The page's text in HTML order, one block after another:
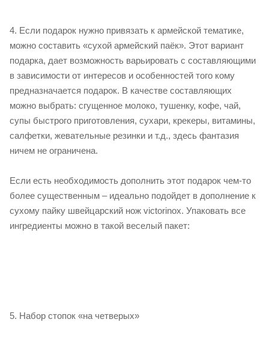
4. Если подарок нужно привязать к армейской тематике,
можно составить «сухой армейский паёк». Этот вариант
подарка, дает возможность варьировать с составляющими
в зависимости от интересов и особенностей того кому
предназначается подарок. В качестве составляющих
можно выбрать: сгущенное молоко, тушенку, кофе, чай,
супы быстрого приготовления, сухари, крекеры, витамины,
салфетки, жевательные резинки и т.д., здесь фантазия
ничем не ограничена.
Если есть необходимость дополнить этот подарок чем-то
более существенным – идеально подойдет в дополнение к
сухому пайку швейцарский нож victorinox. Упаковать все
ингредиенты можно в такой веселый пакет:
5. Набор стопок «на четверых»